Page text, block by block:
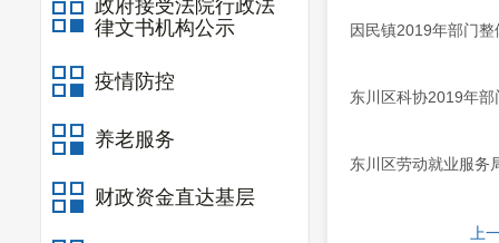
政府接受法院行政法
律文书机构公示
疫情防控
养老服务
财政资金直达基层
因民镇2019年部门
东川区科协2019年
东川区劳动就业服务
上